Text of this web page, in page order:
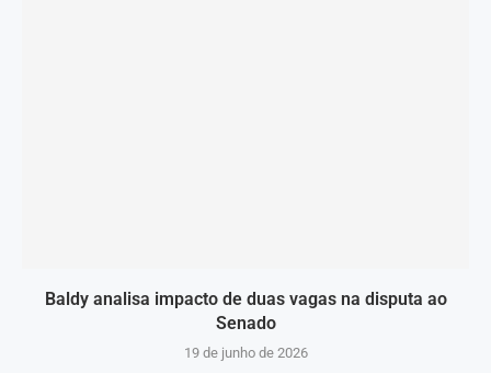
Baldy analisa impacto de duas vagas na disputa ao
Senado
19 de junho de 2026